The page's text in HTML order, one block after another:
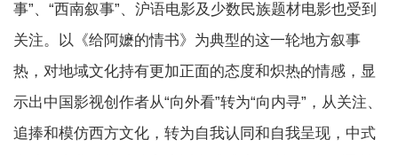
事”、“西南叙事”、沪语电影及少数民族题材电影也受到
关注。以《给阿嬷的情书》为典型的这一轮地方叙事
热，对地域文化持有更加正面的态度和炽热的情感，显
示出中国影视创作者从“向外看”转为“向内寻”，从关注、
追捧和模仿西方文化，转为自我认同和自我呈现，中式